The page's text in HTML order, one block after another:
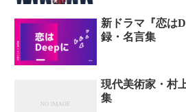
新ドラマ『恋は
録・名言集
現代美術家・村
集